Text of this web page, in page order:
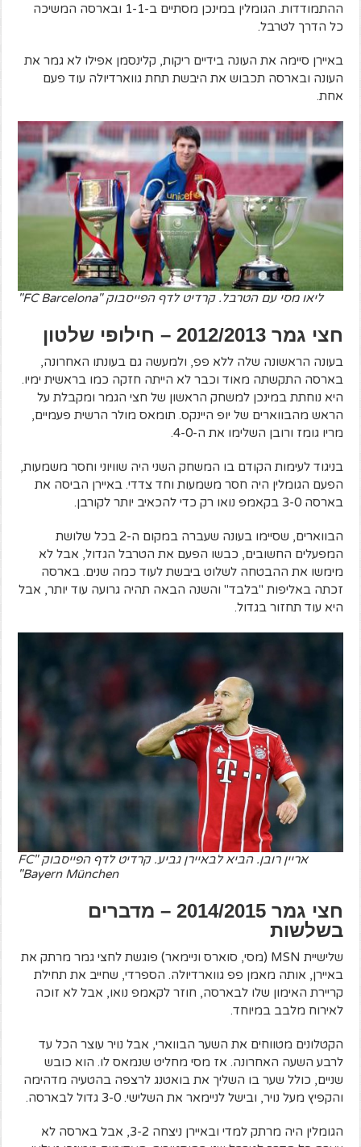
ההתמודדות. הגומלין במינכן מסתיים ב-1-1 ובארסה המשיכה
כל הדרך לטרבל.
באיירן סיימה את העונה בידיים ריקות, קלינסמן אפילו לא גמר את
העונה ובארסה תכבוש את היבשת תחת גווארדיולה עוד פעם
אחת.
ליאו מסי עם הטרבל. קרדיט לדף הפייסבוק "FC Barcelona"
חצי גמר 2012/2013 – חילופי שלטון
בעונה הראשונה שלה ללא פפ, ולמעשה גם בעונתו האחרונה,
בארסה התקשתה מאוד וכבר לא הייתה חזקה כמו בראשית ימיו.
היא נוחתת במינכן למשחק הראשון של חצי הגמר ומקבלת על
הראש מהבווארים של יופ היינקס. תומאס מולר הרשית פעמיים,
מריו גומז ורובן השלימו את ה-4-0.
בניגוד לעימות הקודם בו המשחק השני היה שוויוני וחסר משמעות,
הפעם הגומלין היה חסר משמעות וחד צדדי. באיירן הביסה את
בארסה 3-0 בקאמפ נואו רק כדי להכאיב יותר לקורבן.
הבווארים, שסיימו בעונה שעברה במקום ה-2 בכל שלושת
המפעלים החשובים, כבשו הפעם את הטרבל הגדול, אבל לא
מימשו את ההבטחה לשלוט ביבשת לעוד כמה שנים. בארסה
זכתה באליפות "בלבד" והשנה הבאה תהיה גרועה עוד יותר, אבל
היא עוד תחזור בגדול.
אריין רובן. הביא לבאיירן גביע. קרדיט לדף הפייסבוק "FC
Bayern München"
חצי גמר 2014/2015 – מדברים
בשלשות
שלישיית MSN (מסי, סוארס וניימאר) פוגשת לחצי גמר מרתק את
באיירן, אותה מאמן פפ גווארדיולה. הספרדי, שחייב את תחילת
קריירת האימון שלו לבארסה, חוזר לקאמפ נואו, אבל לא זוכה
לאירוח מלבב במיוחד.
הקטלונים מטווחים את השער הבווארי, אבל נויר עוצר הכל עד
לרבע השעה האחרונה. אז מסי מחליט שנמאס לו. הוא כובש
שניים, כולל שער בו השליך את בואטנג לרצפה בהטעיה מדהימה
והקפיץ מעל נויר, ובישל לניימאר את השלישי. 3-0 גדול לבארסה.
הגומלין היה מרתק למדי ובאיירן ניצחה 3-2, אבל בארסה לא